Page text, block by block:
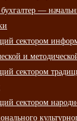
—
сектором
и
сектором
сектором